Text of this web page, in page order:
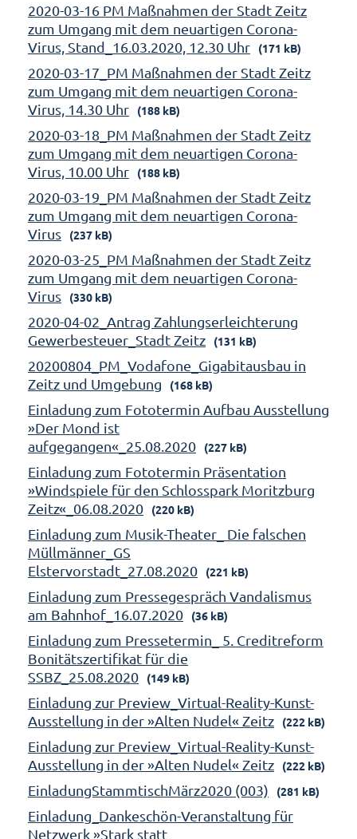
2020-03-16 PM Maßnahmen der Stadt Zeitz
zum Umgang mit dem neuartigen Corona-
Virus, Stand_16.03.2020, 12.30 Uhr
(171 kB)
2020-03-17_PM Maßnahmen der Stadt Zeitz
zum Umgang mit dem neuartigen Corona-
Virus, 14.30 Uhr
(188 kB)
2020-03-18_PM Maßnahmen der Stadt Zeitz
zum Umgang mit dem neuartigen Corona-
Virus, 10.00 Uhr
(188 kB)
2020-03-19_PM Maßnahmen der Stadt Zeitz
zum Umgang mit dem neuartigen Corona-
Virus
(237 kB)
2020-03-25_PM Maßnahmen der Stadt Zeitz
zum Umgang mit dem neuartigen Corona-
Virus
(330 kB)
2020-04-02_Antrag Zahlungserleichterung
Gewerbesteuer_Stadt Zeitz
(131 kB)
20200804_PM_Vodafone_Gigabitausbau in
Zeitz und Umgebung
(168 kB)
Einladung zum Fototermin Aufbau Ausstellung
»Der Mond ist
aufgegangen«_25.08.2020
(227 kB)
Einladung zum Fototermin Präsentation
»Windspiele für den Schlosspark Moritzburg
Zeitz«_06.08.2020
(220 kB)
Einladung zum Musik-Theater_ Die falschen
Müllmänner_GS
Elstervorstadt_27.08.2020
(221 kB)
Einladung zum Pressegespräch Vandalismus
am Bahnhof_16.07.2020
(36 kB)
Einladung zum Pressetermin_ 5. Creditreform
Bonitätszertifikat für die
SSBZ_25.08.2020
(149 kB)
Einladung zur Preview_Virtual-Reality-Kunst-
Ausstellung in der »Alten Nudel« Zeitz
(222 kB)
Einladung zur Preview_Virtual-Reality-Kunst-
Ausstellung in der »Alten Nudel« Zeitz
(222 kB)
EinladungStammtischMärz2020 (003) (281 kB)
Einladung_Dankeschön-Veranstaltung für
Netzwerk »Stark statt